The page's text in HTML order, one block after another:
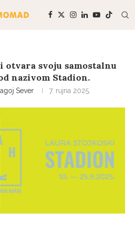
otvara svoju samostalnu
nazivom Stadion.
Sever 7. rujna 2025.